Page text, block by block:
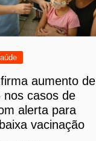
aumento de
nos casos de
alerta para
vacinação